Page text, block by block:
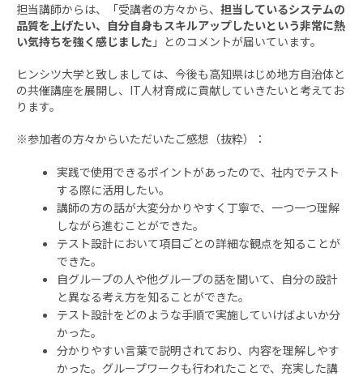
担当講師からは、「受講者の方々から、 担当しているシステムの
品質を上げたい、自分自身もスキルアップしたいという非常に熱
い気持ちを強く感じました 」とのコメントが届いています。
ヒンシツ大学と致しましては、今後も高知県はじめ地方自治体と
の共催講座を展開し、IT人材育成に貢献していきたいと考えてお
ります。
※参加者の方々からいただいたご感想（抜粋）：
実践で使用できるポイントがあったので、社内でテスト
する際に活用したい。
講師の方の話が大変分かりやすく丁寧で、一つ一つ理解
しながら進むことができた。
テスト設計において項目ごとの詳細な観点を知ることが
できた。
自グループの人や他グループの話を聞いて、自分の設計
と異なる考え方を知ることができた。
テスト設計をどのような手順で実施していけばよいか分
かった。
分かりやすい言葉で説明されており、内容を理解しやす
かった。グループワークも行われたことで、充実した講